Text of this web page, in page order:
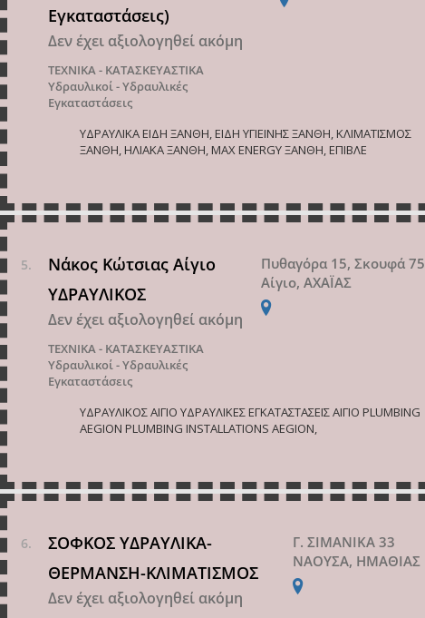
Εγκαταστάσεις)
Δεν έχει αξιολογηθεί ακόμη
ΤΕΧΝΙΚΑ - ΚΑΤΑΣΚΕΥΑΣΤΙΚΑ
Υδραυλικοί - Υδραυλικές
Εγκαταστάσεις
ΥΔΡΑΥΛΙΚΑ ΕΙΔΗ ΞΑΝΘΗ, ΕΙΔΗ ΥΓΙΕΙΝΗΣ ΞΑΝΘΗ, ΚΛΙΜΑΤΙΣΜΟΣ
ΞΑΝΘΗ, ΗΛΙΑΚΑ ΞΑΝΘΗ, MAX ENERGY ΞΑΝΘΗ, ΕΠΙΒΛΕ
Νάκος Κώτσιας Αίγιο
ΥΔΡΑΥΛΙΚΟΣ
Δεν έχει αξιολογηθεί ακόμη
ΤΕΧΝΙΚΑ - ΚΑΤΑΣΚΕΥΑΣΤΙΚΑ
Υδραυλικοί - Υδραυλικές
Εγκαταστάσεις
Πυθαγόρα 15, Σκουφά 75
Αίγιο, ΑΧΑΪΑΣ
ΥΔΡΑΥΛΙΚΟΣ ΑΙΓΙΟ ΥΔΡΑΥΛΙΚΕΣ ΕΓΚΑΤΑΣΤΑΣΕΙΣ ΑΙΓΙΟ PLUMBING
AEGION PLUMBING INSTALLATIONS AEGION,
ΣΟΦΚΟΣ ΥΔΡΑΥΛΙΚΑ-
ΘΕΡΜΑΝΣΗ-ΚΛΙΜΑΤΙΣΜΟΣ
Δεν έχει αξιολογηθεί ακόμη
Γ. ΣΙΜΑΝΙΚΑ 33
ΝΑΟΥΣΑ, ΗΜΑΘΙΑΣ